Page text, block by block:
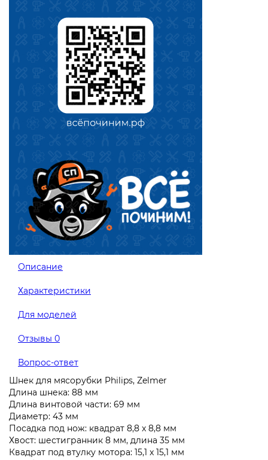
Описание
Характеристики
Для моделей
Отзывы 0
Вопрос-ответ
Шнек для мясорубки Philips, Zelmer
Длина шнека: 88 мм
Длина винтовой части: 69 мм
Диаметр: 43 мм
Посадка под нож: квадрат 8,8 x 8,8 мм
Хвост: шестигранник 8 мм, длина 35 мм
Квадрат под втулку мотора: 15,1 x 15,1 мм